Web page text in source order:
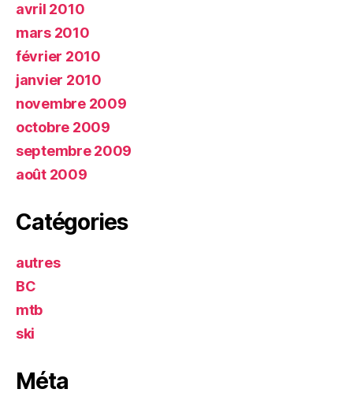
avril 2010
mars 2010
février 2010
janvier 2010
novembre 2009
octobre 2009
septembre 2009
août 2009
Catégories
autres
BC
mtb
ski
Méta